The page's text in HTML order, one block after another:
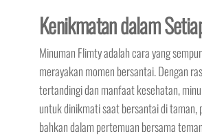
Kenikmatan dalam
Minuman Flimty adalah cara yang
merayakan momen bersantai. Dengan
tertandingi dan manfaat kesehatan,
untuk dinikmati saat bersantai di taman,
bahkan dalam pertemuan bersama